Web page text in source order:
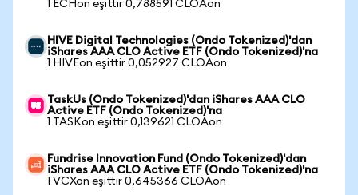
1 ECHon eşittir 0,788591 CLOAon
HIVE Digital Technologies (Ondo Tokenized)'dan
iShares AAA CLO Active ETF (Ondo Tokenized)'na
1 HIVEon eşittir 0,052927 CLOAon
TaskUs (Ondo Tokenized)'dan iShares AAA CLO
Active ETF (Ondo Tokenized)'na
1 TASKon eşittir 0,139621 CLOAon
Fundrise Innovation Fund (Ondo Tokenized)'dan
iShares AAA CLO Active ETF (Ondo Tokenized)'na
1 VCXon eşittir 0,645366 CLOAon